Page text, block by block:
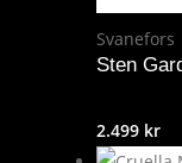
Svanefors
Sten
2.499 kr